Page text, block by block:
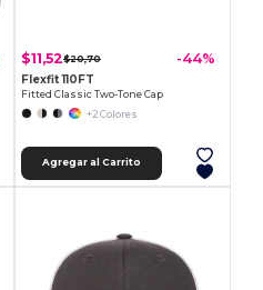
$11,52$20,70 -44%
Flexfit 110FT
Fitted Classic Two-Tone Cap
+2 Colores
Agregar al Carrito